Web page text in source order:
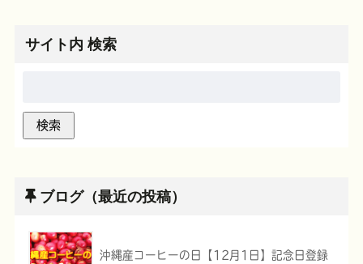
サイト内 検索
ブログ（最近の投稿）
沖縄産コーヒーの日【12月1日】記念日登録